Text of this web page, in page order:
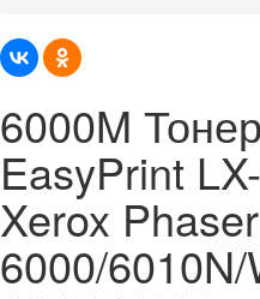
6000M
EasyPrint
Xerox Phaser
6000/